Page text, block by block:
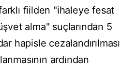
fiilden "ihaleye fesat
alma" suçlarından 5
hapisle cezalandırılması
ardından